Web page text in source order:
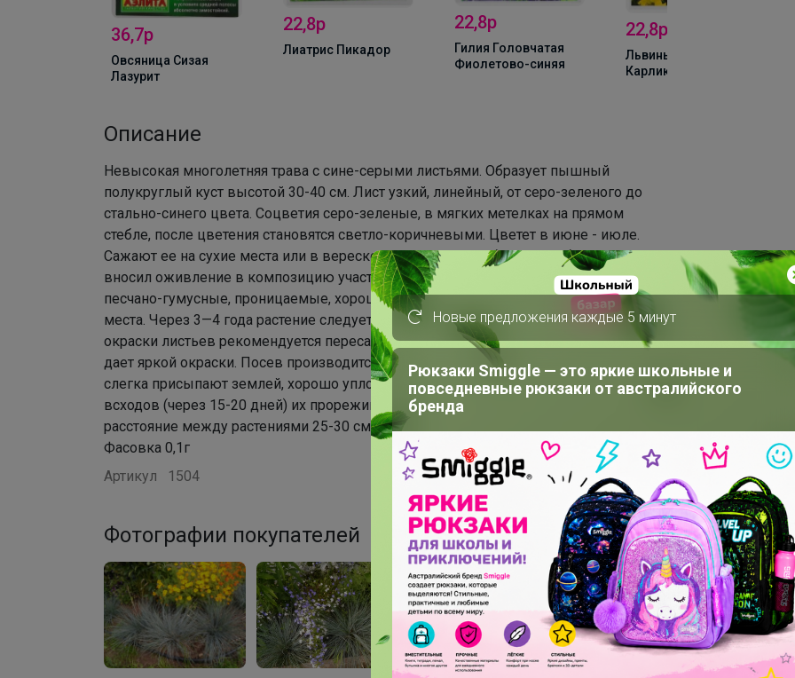
36,7р
Овсяница Сизая
Лазурит
22,8р
Лиатрис Пикадор
22,8р
Гилия Головчатая
Фиолетово-синяя
22,8р
Львиный зев
Карликовый Смесь
Описание
Невысокая многолетняя трава с сине-серыми листьями. Образует пышный
полукруглый куст высотой 30-40 см. Лист узкий, линейный, от серо-зеленого до
стально-синего цвета. Соцветия серо-зеленые, в мягких метелках на прямом
стебле, после цветения становятся светло-коричневыми. Цветет в июне - июле.
Сажают ее на сухие места или в вересковые заросли, чтобы ее серебристый цвет
вносил оживление в композицию участка. Растение теплолюбивое, предпочитает
песчано-гумусные, проницаемые, хорошо дренированные почвы и солнечные
места. Через 3—4 года растение следует разделить. Для более интенсивной
окраски листьев рекомендуется пересаживать раз в 2 года. В холодные годы не
дает яркой окраски. Посев производится в мае, после прогрева почвы. Семена
слегка присыпают землей, хорошо уплотняют и поливают. После появления
всходов (через 15-20 дней) их прореживают или рассаживают, выдерживая
расстояние между растениями 25-30 см.
Фасовка 0,1г
Артикул
1504
Фотографии покупателей
Новые предложения каждые 5 минут
Рюкзаки Smiggle — это яркие школьные и
повседневные рюкзаки от австралийского
бренда